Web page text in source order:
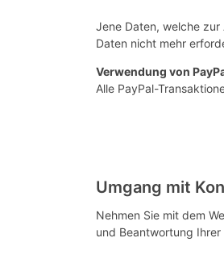
Jene Daten, welche
Daten nicht mehr
Verwendung von
Alle PayPal-
Umgang mit
Nehmen Sie mit dem
und Beantwortung